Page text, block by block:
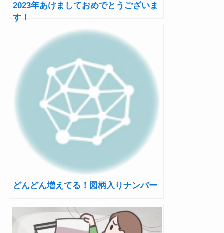
2023年あけましておめでとうございま
す！
どんどん増えてる！図柄入りナンバー